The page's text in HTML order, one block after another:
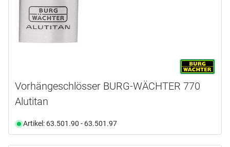
Vorhängeschlösser BURG-WÄCHTER 770
Alutitan
Artikel: 63.501.90 - 63.501.97